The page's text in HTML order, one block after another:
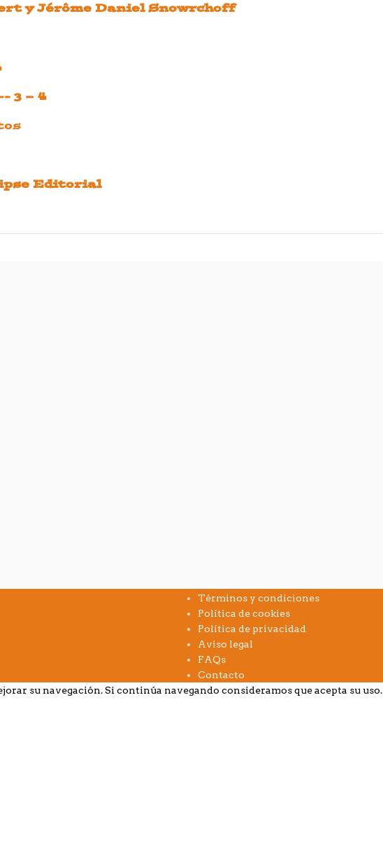
y Jérôme Daniel Snowrchoff
3 – 4
Editorial
Términos y condiciones
Política de cookies
Política de privacidad
Aviso legal
FAQs
Contacto
su navegación. Si continúa navegando consideramos que acepta su uso.